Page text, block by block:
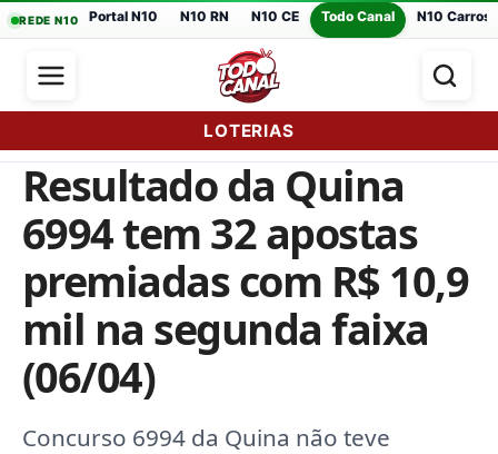
REDE N10 Portal N10 N10 RN N10 CE Todo Canal N10 Carros
LOTERIAS
Resultado da Quina
6994 tem 32 apostas
premiadas com R$ 10,9
mil na segunda faixa
(06/04)
Concurso 6994 da Quina não teve